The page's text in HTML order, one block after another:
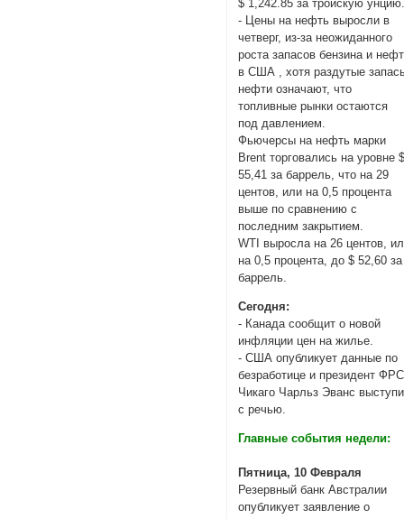
$ 1,242.85 за тройскую
- Цены на нефть выросли в
четверг, из-за неожиданного
роста запасов бензина и
в США , хотя раздутые
нефти означают, что
топливные рынки остаются
под давлением.
Фьючерсы на нефть марки
Brent торговались на уровне
55,41 за баррель, что на 29
центов, или на 0,5 процента
выше по сравнению с
последним закрытием.
WTI выросла на 26 центов,
на 0,5 процента, до $ 52,60 за
баррель.
Сегодня:
- Канада сообщит о новой
инфляции цен на жилье.
- США опубликует данные по
безработице и президент ФРС
Чикаго Чарльз Эванс
с речью.
Главные события недели:
Пятница, 10 Февраля
Резервный банк Австралии
опубликует заявление о